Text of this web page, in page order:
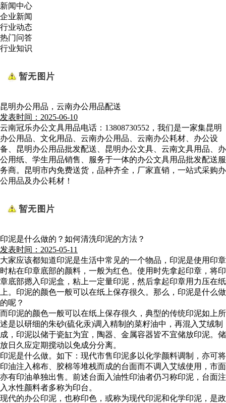
新闻中心
企业新闻
行业动态
热门问答
行业知识
昆明办公用品，云南办公用品配送
发表时间：2025-06-10
云南冠乐办公文具用品电话：13808730552，我们是一家集昆明
办公用品、文化用品、云南办公用品、云南办公耗材、办公设
备、昆明办公用品批发配送、昆明办公文具、云南文具用品、办
公用纸、学生用品销售、服务于一体的办公文具用品批发配送服
务商。昆明市内免费送货，品种齐全，厂家直销，一站式采购办
公用品及办公耗材！
印泥是什么做的？如何清洗印泥的方法？
发表时间：2025-05-11
大家应该都知道印泥是生活中常见的一个物品，印泥是使用印章
时粘在印章底部的颜料，一般为红色。使用时先拿起印章，将印
章底部摁入印泥盒，粘上一定量印泥，然后拿起印章用力压在纸
上。印泥的颜色一般可以在纸上保存很久。那么，印泥是什么做
的呢？
而印泥的颜色一般可以在纸上保存很久，典型的传统印泥如上所
述是以研细的朱砂(硫化汞)调入精制的菜籽油中，再混入艾绒制
成，印泥以储于瓷缸为宜，陶器、金属容器皆不宜储放印泥。储
放日久应定期搅动以免成分分离。
印泥是什么做。如下：现代市售印泥多以化学颜料调制，亦可将
印油注入棉布、胶棉等堆栈而成的台面而不调入艾绒使用，市面
亦有印油单独出售。前述台面入油性印油者仍习称印泥，台面注
入水性颜料者多称为印台。
现代的办公印泥，也称印色，或称为现代印泥和化学印泥，是政